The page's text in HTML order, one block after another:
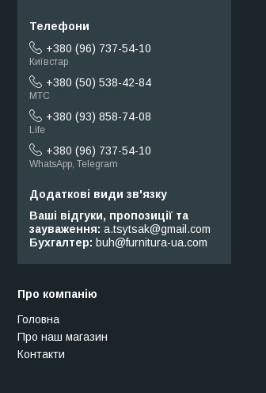
+380 (96) 737-54-10
Київстар
+380 (50) 538-42-84
МТС
+380 (93) 858-74-08
Life
+380 (96) 737-54-10
WhatsApp, Telegram
Ваші відгуки, пропозиції та
зауваження a.tsytsak@gmail.com
Бухгалтер
buh@furnitura-ua.com
Про компанію
Головна
Про наш магазин
Контакти